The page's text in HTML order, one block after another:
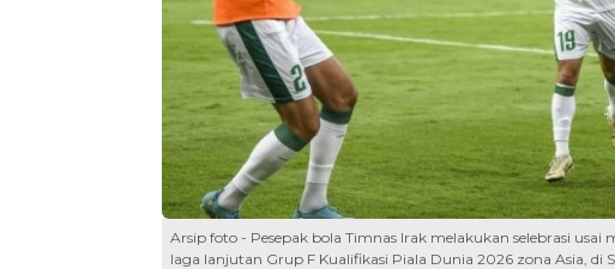
Arsip foto - Pesepak bola Timnas Irak melakukan selebrasi
laga lanjutan Grup F Kualifikasi Piala Dunia 2026 zona Asia, di